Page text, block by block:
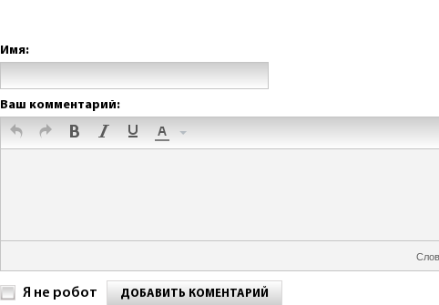
Имя:
Ваш комментарий:
Я не робот ДОБАВИТЬ КОМЕНТАРИЙ